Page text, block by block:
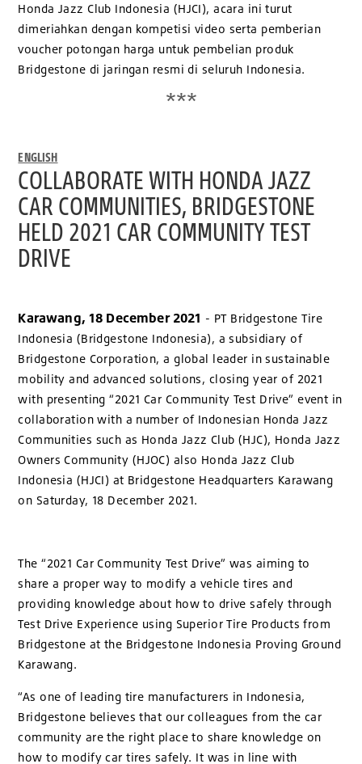
Honda Jazz Club Indonesia (HJCI), acara ini turut
dimeriahkan dengan kompetisi video serta pemberian
voucher potongan harga untuk pembelian produk
Bridgestone di jaringan resmi di seluruh Indonesia.
***
ENGLISH
COLLABORATE WITH HONDA JAZZ
CAR COMMUNITIES, BRIDGESTONE
HELD 2021 CAR COMMUNITY TEST
DRIVE
Karawang, 18 December 2021 - PT Bridgestone Tire
Indonesia (Bridgestone Indonesia), a subsidiary of
Bridgestone Corporation, a global leader in sustainable
mobility and advanced solutions, closing year of 2021
with presenting “2021 Car Community Test Drive” event in
collaboration with a number of Indonesian Honda Jazz
Communities such as Honda Jazz Club (HJC), Honda Jazz
Owners Community (HJOC) also Honda Jazz Club
Indonesia (HJCI) at Bridgestone Headquarters Karawang
on Saturday, 18 December 2021.
The “2021 Car Community Test Drive” was aiming to
share a proper way to modify a vehicle tires and
providing knowledge about how to drive safely through
Test Drive Experience using Superior Tire Products from
Bridgestone at the Bridgestone Indonesia Proving Ground
Karawang.
“As one of leading tire manufacturers in Indonesia,
Bridgestone believes that our colleagues from the car
community are the right place to share knowledge on
how to modify car tires safely. It was in line with